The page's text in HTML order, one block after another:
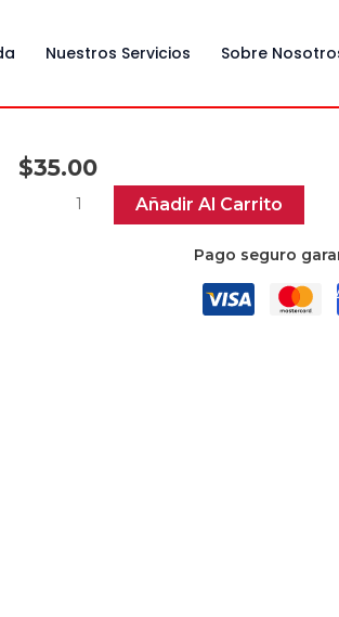
Nuestros Servicios Sobre
$35.00
Plastificado
Añadir Al Carrito
Pago seguro